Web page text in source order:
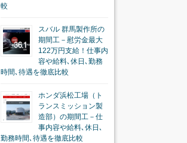
較
スバル 群馬製作所の
期間工－慰労金最大
122万円支給！仕事内
容や給料､休日､勤務
時間､待遇を徹底比較
ホンダ浜松工場（ト
ランスミッション製
造部）の期間工－仕
事内容や給料､休日､
勤務時間､待遇を徹底比較